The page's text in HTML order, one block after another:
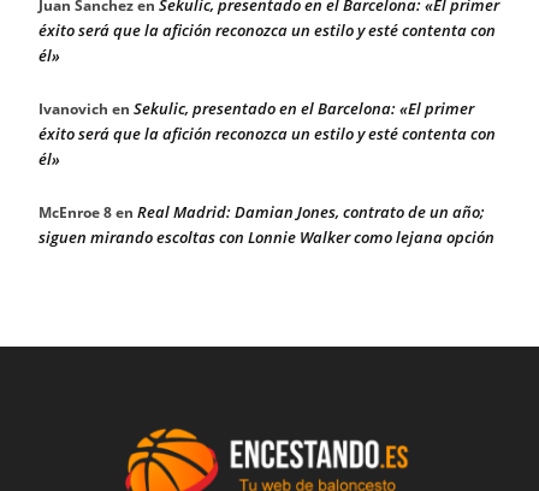
Juan Sanchezen Sekulic, presentado en el Barcelona: «El primer
éxito será que la afición reconozca un estilo y esté contenta con
él»
Ivanovich en Sekulic, presentado en el Barcelona: «El primer
éxito será que la afición reconozca un estilo y esté contenta con
él»
McEnroe 8en Real Madrid: Damian Jones, contrato de un año;
siguen mirando escoltas con Lonnie Walker como lejana opción